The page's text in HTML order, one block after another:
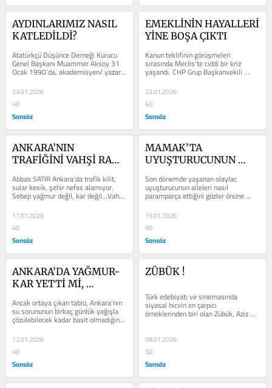
AYDINLARIMIZ NASIL
KATLEDİLDİ?
Atatürkçü Düşünce Derneği Kurucu
Genel Başkanı Muammer Aksoy 31
Ocak 1990’da, akademisyen/ yazar
Prof. Dr. Bahriye Üçok 6 Ekim
1990’da...
23.01.2026
40
Sonsöz
EMEKLİNİN HAYALLERİ
YİNE BOŞA ÇIKTI
Kanun teklifinin görüşmeleri
sırasında Meclis’te ciddi bir kriz
yaşandı. CHP Grup Başkanvekili
Murat Emir, salonda bulunmayan bir
AKP...
22.01.2026
40
Sonsöz
ANKARA’NIN
TRAFİĞİNİ VAHŞİ RANT
Abbas SATIR Ankara’da trafik kilit,
sular kesik, şehir nefes alamıyor.
Sebep yağmur değil, kar değil…Vahşi
rant politikası. Ankara...
17.01.2026
40
Sonsöz
MAMAK’TA
UYUŞTURUCUNUN
Son dönemde yaşanan olaylar,
uyuşturucunun aileleri nasıl
paramparça ettiğini gözler önüne
seriyor. Anne babalar hayattan
kopuyor, çocuklar...
15.01.2026
60
Sonsöz
ANKARA’DA YAĞMUR-
KAR YETTİ Mİ,
Ancak ortaya çıkan tablo, Ankara’nın
su sorununun birkaç günlük yağışla
çözülebilecek kadar basit olmadığını
bir kez daha gözler...
12.01.2026
40
Sonsöz
ZÜBÜK !
Türk edebiyatı ve sinemasında
siyasal hicvin en çarpıcı
örneklerinden biri olan Zübük, Aziz
Nesin’in 1961 yılında yayımlanan
08.01.2026
50
Sonsöz